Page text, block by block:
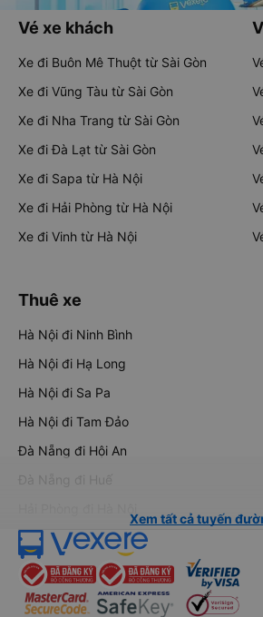
Vé xe khách
Xe đi Buôn Mê Thuột từ Sài Gòn
Xe đi Vũng Tàu từ Sài Gòn
Xe đi Nha Trang từ Sài Gòn
Xe đi Đà Lạt từ Sài Gòn
Xe đi Sapa từ Hà Nội
Xe đi Hải Phòng từ Hà Nội
Xe đi Vinh từ Hà Nội
Thuê xe
Hà Nội đi Ninh Bình
Hà Nội đi Hạ Long
Hà Nội đi Sa Pa
Hà Nội đi Tam Đảo
Đà Nẵng đi Hội An
Đà Nẵng đi Huế
Xem tất cả tuyến